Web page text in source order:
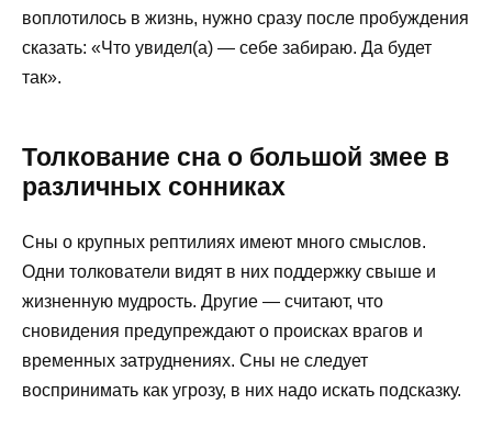
воплотилось в жизнь, нужно сразу после пробуждения
сказать: «Что увидел(а) — себе забираю. Да будет
так».
Толкование сна о большой змее в
различных сонниках
Сны о крупных рептилиях имеют много смыслов.
Одни толкователи видят в них поддержку свыше и
жизненную мудрость. Другие — считают, что
сновидения предупреждают о происках врагов и
временных затруднениях. Сны не следует
воспринимать как угрозу, в них надо искать подсказку.